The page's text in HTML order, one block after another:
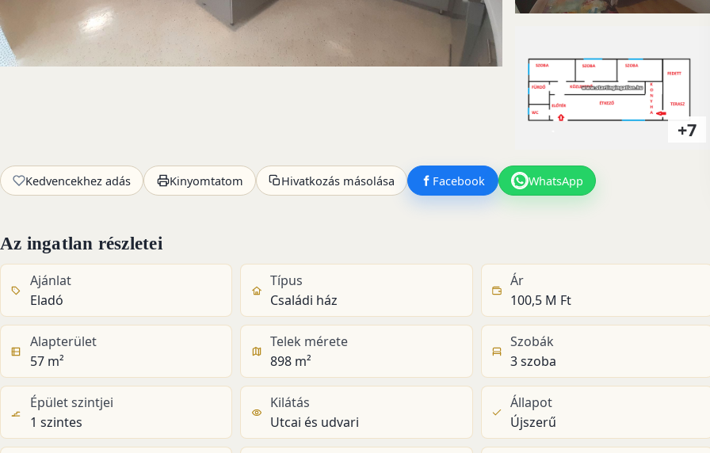
+7
Kedvencekhez adás Kinyomtatom Hivatkozás másolása Facebook WhatsApp
Az ingatlan részletei
Ajánlat
Eladó
Típus
Családi ház
Ár
100,5 M Ft
Alapterület
57 m²
Telek mérete
898 m²
Szobák
3 szoba
Épület szintjei
1 szintes
Kilátás
Utcai és udvari
Állapot
Újszerű